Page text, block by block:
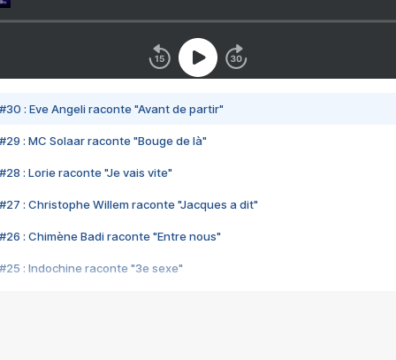
#30 : Eve Angeli raconte "Avant de partir"
#29 : MC Solaar raconte "Bouge de là"
#28 : Lorie raconte "Je vais vite"
#27 : Christophe Willem raconte "Jacques a dit"
#26 : Chimène Badi raconte "Entre nous"
#25 : Indochine raconte "3e sexe"